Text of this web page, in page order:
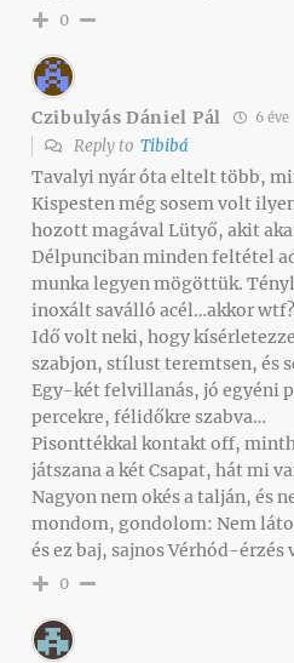
0
Czibulyás Dániel Pál 6 éve
Reply to Tibibá
Tavalyi nyár óta eltelt több,
Kispesten még sosem volt
hozott magával Lütyő, akit
Délpunciban minden feltétel
munka legyen mögöttük.
inoxált saválló acél…akkor
Idő volt neki, hogy
szabjon, stílust teremtsen, és
Egy-két felvillanás, jó egyéni
percekre, félidőkre szabva…
Pisonttékkal kontakt off,
játszana a két Csapat, hát mi
Nagyon nem okés a talján, és
mondom, gondolom: Nem
és ez baj, sajnos Vérhód-
0